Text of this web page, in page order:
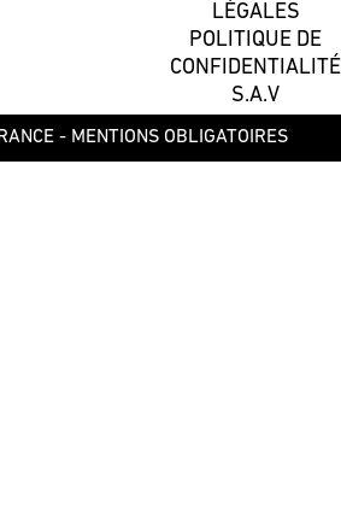
LÉGALES
POLITIQUE DE
CONFIDENTIALITÉ
S.A.V
- MENTIONS OBLIGATOIRES